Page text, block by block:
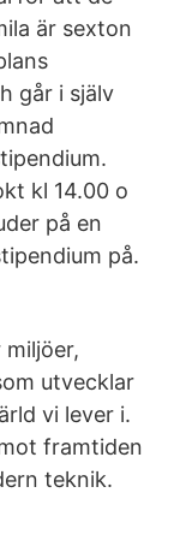
är sexton
går i själv
kl 14.00 o
på en
på.
utvecklar
vi lever i.
framtiden
teknik.